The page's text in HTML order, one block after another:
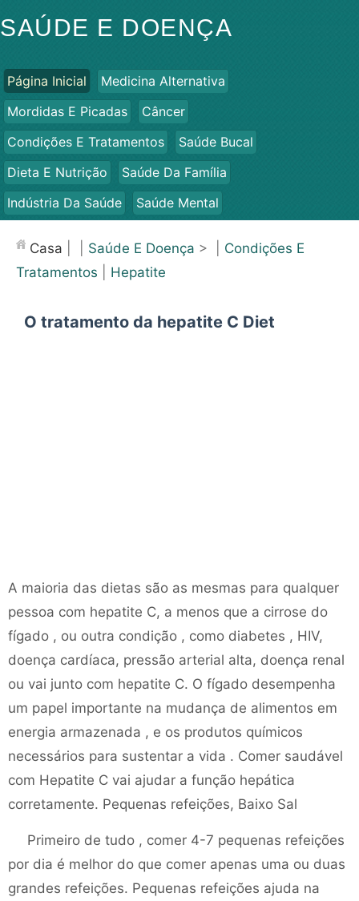
SAÚDE E DOENÇA
Página Inicial
Medicina Alternativa
Mordidas E Picadas
Câncer
Condições E Tratamentos
Saúde Bucal
Dieta E Nutrição
Saúde Da Família
Indústria Da Saúde
Saúde Mental
Saúde
Casa Saúde E Doença > | Condições E
Tratamentos
Hepatite
O tratamento da hepatite C Diet
A maioria das dietas são as mesmas para qualquer
pessoa com hepatite C, a menos que a cirrose do
fígado , ou outra condição , como diabetes , HIV,
doença cardíaca, pressão arterial alta, doença renal
ou vai junto com hepatite C. O fígado desempenha
um papel importante na mudança de alimentos em
energia armazenada , e os produtos químicos
necessários para sustentar a vida . Comer saudável
com Hepatite C vai ajudar a função hepática
corretamente. Pequenas refeições, Baixo Sal
Primeiro de tudo , comer 4-7 pequenas refeições
por dia é melhor do que comer apenas uma ou duas
grandes refeições. Pequenas refeições ajuda na